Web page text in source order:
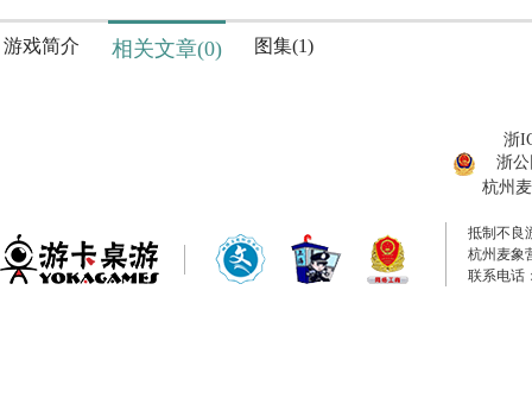
游戏简介 相关文章(0) 图集(1)
浙
浙公
杭州
抵制不良
杭州麦象
联系电话